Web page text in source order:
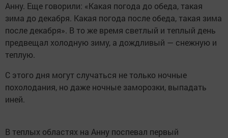
Анну. Еще говорили: «Какая погода до обеда, такая
зима до декабря. Какая погода после обеда, такая зима
после декабря». В то же время светлый и теплый день
предвещал холодную зиму, а дождливый — снежную и
теплую.
С этого дня могут случаться не только ночные
похолодания, но даже ночные заморозки, выпадать
иней.
В теплых областях на Анну поспевал первый